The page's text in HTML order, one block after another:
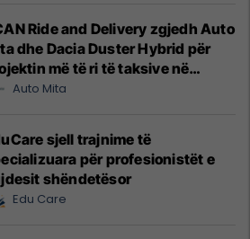
Ride and Delivery zgjedh Auto
dhe Dacia Duster Hybrid për
më të ri të taksive në
Auto Mita
sjell trajnime të
për profesionistët e
shëndetësor
Edu Care